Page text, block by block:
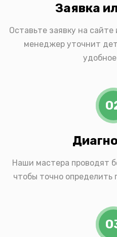
Заявка
Оставьте заявку на
менеджер уточнит
Наши мастера проводят
чтобы точно определить